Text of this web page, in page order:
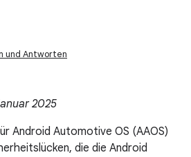
und Antworten
2025
Android Automotive OS (AAOS)
die die Android